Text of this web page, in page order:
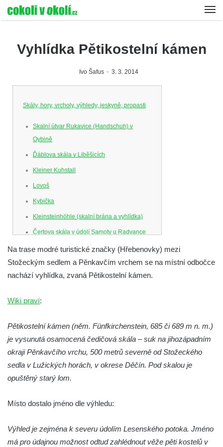
Vyhlídka Pětikostelní kámen
Ivo Šafus 3. 3. 2014
Skály, hory, vrcholy, výhledy, jeskyně, propasti
Skalní útvar Rukavice (Handschuh) v
Oybině
Ďáblova skála v Liběšicích
Kleiner Kuhstall
Lovoš
Kybička
Kleinsteinhöhle (skalní brána a vyhlídka)
Čertova skála v údolí Samoty u Radvance
Skalní branka pod rozhlednou Čáp v
Teplických skalách
Schodiště pod rozhlednou Čáp v Teplických
Vyhlídka Lokomotiva v Teplických skalách
Vyhlídka Koruna v Broumovských stěnách
Vyhlídkové místo na cestě k vyhlídce
Koruna v Broumovských stěnách
Skalní útvar Čertovo sedlo v Broumovských
Kamenná ZOO – Skalní hřib
Kamenná ZOO – Želva I.
Na trase modré turistické značky (Hřebenovky) mezi
Stožeckým sedlem a Pěnkavčím vrchem se na místní odbočce
nachází vyhlídka, zvaná Pětikostelní kámen.
Wiki praví:
Pětikostelní kámen (něm. Fünfkirchenstein, 685 či 689 m n. m.)
je vysunutá osamocená čedičová skála – suk na jihozápadním
okraji Pěnkavčího vrchu, 500 metrů severně od Stožeckého
sedla v Lužických horách, v okrese Děčín. Pod skalou je
opuštěný starý lom.
Místo dostalo jméno dle výhledu:
Výhled je zejména k severu údolím Lesenského potoka. Jméno
má pro údajnou možnost odtud zahlédnout věže pěti kostelů v